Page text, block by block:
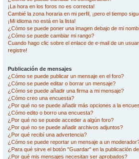
¡La hora en los foros no es correcta!
Cambié la zona horaria en mi perfil, ¡pero el tiempo
¡Mi idioma no está en la lista!
¿Cómo se puede poner una imagen debajo de mi
¿Cómo se puede cambiar mi rango?
Cuando hago clic sobre el enlace de e-mail de un
registre!
Publicación de mensajes
¿Cómo se puede publicar un mensaje en el foro?
¿Cómo se puede editar o borrar un mensaje?
¿Cómo se puede añadir una firma a mi mensaje?
¿Cómo creo una encuesta?
¿Por qué no se puede añadir más opciones a la
¿Cómo edito o borro una encuesta?
¿Por qué no se puede acceder a algún foro?
¿Por qué no se puede añadir archivos adjuntos?
¿Por qué recibí una advertencia?
¿Cómo se puede reportar un mensaje a un
¿Para qué sirve el botón "Guardar" en la publicación
¿Por qué mis mensajes necesitan ser aprobados?